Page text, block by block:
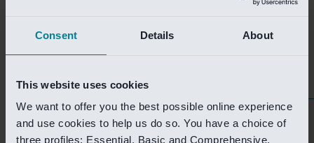
Consent Details About
This website uses cookies
We want to offer you the best possible online experience
and use cookies to help us do so. You have a choice of
three profiles: Essential, Basic and Comprehensive.
Investment Banking
Van Lanschot Kempen Research
Helaas is deze pagina